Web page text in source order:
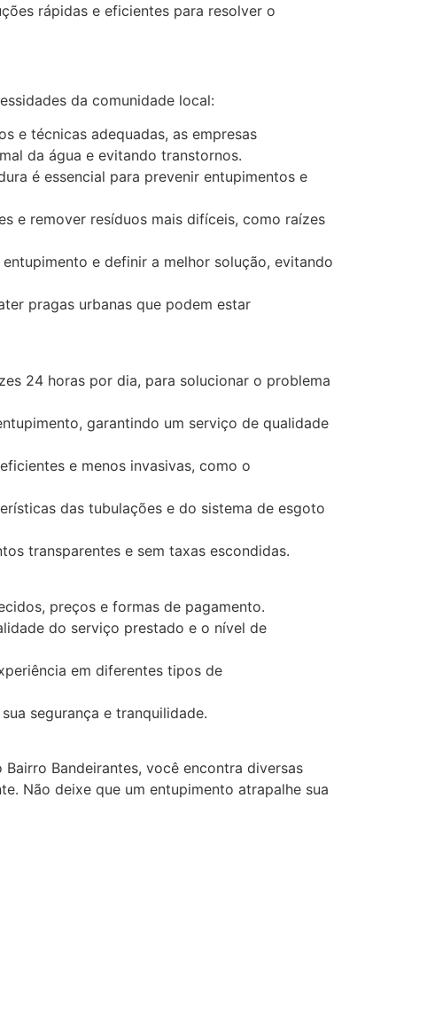
rápidas e eficientes para resolver o
da comunidade local:
e técnicas adequadas, as empresas
da água e evitando transtornos.
é essencial para prevenir entupimentos e
e remover resíduos mais difíceis, como raízes
e definir a melhor solução, evitando
pragas urbanas que podem estar
24 horas por dia, para solucionar o problema
garantindo um serviço de qualidade
e menos invasivas, como o
das tubulações e do sistema de esgoto
transparentes e sem taxas escondidas.
preços e formas de pagamento.
do serviço prestado e o nível de
em diferentes tipos de
segurança e tranquilidade.
Bandeirantes, você encontra diversas
Não deixe que um entupimento atrapalhe sua